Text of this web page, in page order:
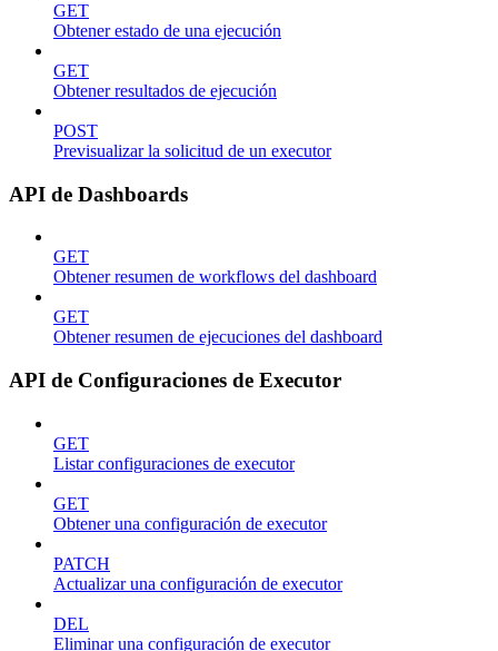
GET
Obtener estado de una ejecución
GET
Obtener resultados de ejecución
POST
Previsualizar la solicitud de un executor
API de Dashboards
GET
Obtener resumen de workflows del dashboard
GET
Obtener resumen de ejecuciones del dashboard
API de Configuraciones de Executor
GET
Listar configuraciones de executor
GET
Obtener una configuración de executor
PATCH
Actualizar una configuración de executor
DEL
Eliminar una configuración de executor